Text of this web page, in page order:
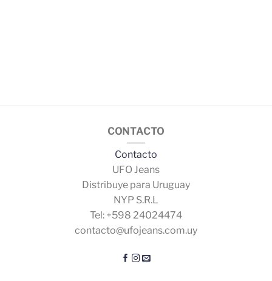
CONTACTO
Contacto
UFO Jeans
Distribuye para Uruguay
NYP S.R.L
Tel: +598 24024474
contacto@ufojeans.com.uy